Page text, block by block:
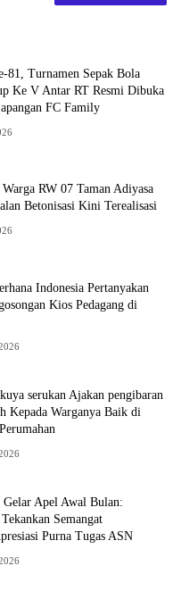
81, Turnamen Sepak Bola
Ke V Antar RT Resmi Dibuka
FC Family
RW 07 Taman Adiyasa
Betonisasi Kini Terealisasi
Indonesia Pertanyakan
Kios Pedagang di
serukan Ajakan pengibaran
Kepada Warganya Baik di
Apel Awal Bulan:
Semangat
Purna Tugas ASN